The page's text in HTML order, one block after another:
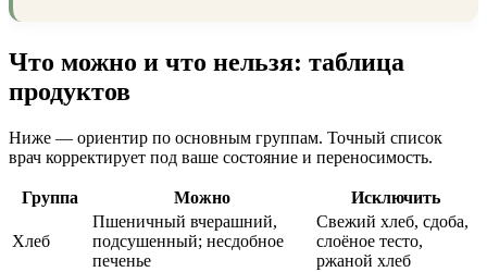
Что можно и что нельзя: таблица
продуктов
Ниже — ориентир по основным группам. Точный список
врач корректирует под ваше состояние и переносимость.
Группа Можно Исключить
Хлеб
Пшеничный вчерашний,
подсушенный; несдобное
печенье
Свежий хлеб, сдоба,
слоёное тесто,
ржаной хлеб